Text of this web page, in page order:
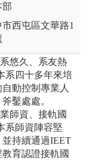
部
市西屯區文華路1
悠久、系友熱
系四十多年來培
動控制專業人
鑿處處。
師資、接軌國
系師資陣容堅
並持續通過IEET
教育認證接軌國